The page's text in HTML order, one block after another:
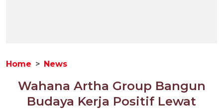
Home News
Wahana Artha Group Bangun
Budaya Kerja Positif Lewat